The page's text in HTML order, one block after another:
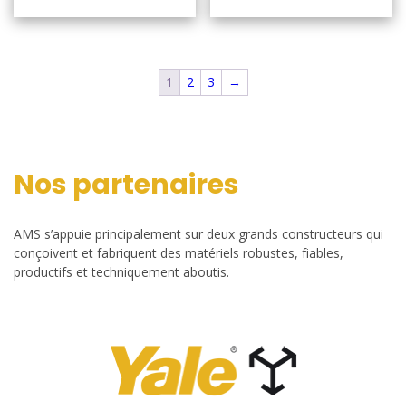
1 2 3 →
Nos partenaires
AMS s’appuie principalement sur deux grands constructeurs qui
conçoivent et fabriquent des matériels robustes, fiables,
productifs et techniquement aboutis.